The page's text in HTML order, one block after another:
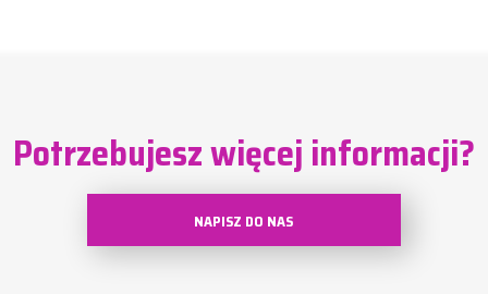
Potrzebujesz więcej informacji?
NAPISZ DO NAS